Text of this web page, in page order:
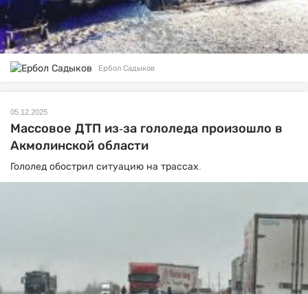
Ербол Садыков
05.12.2025
Массовое ДТП из-за гололеда произошло в
Акмолинской области
Гололед обострил ситуацию на трассах.